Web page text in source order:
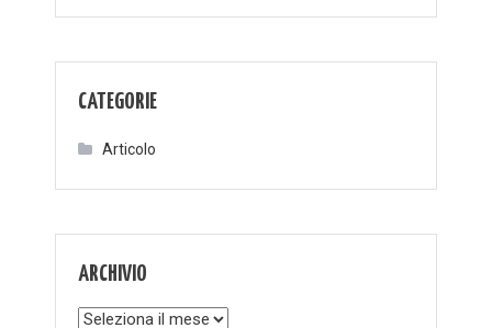
CATEGORIE
Articolo
ARCHIVIO
Archivio